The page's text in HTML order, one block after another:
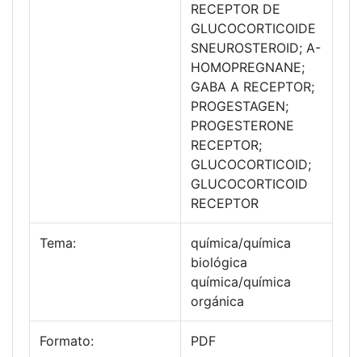
RECEPTOR DE
GLUCOCORTICOIDE
SNEUROSTEROID; A-
HOMOPREGNANE;
GABA A RECEPTOR;
PROGESTAGEN;
PROGESTERONE
RECEPTOR;
GLUCOCORTICOID;
GLUCOCORTICOID
RECEPTOR
Tema:
química/química
biológica
química/química
orgánica
Formato: PDF